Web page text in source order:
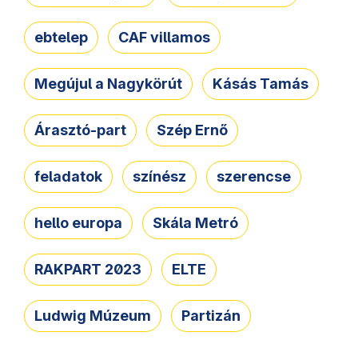
ebtelep CAF villamos
Megújul a Nagykörút Kásás Tamás
Árasztó-part Szép Ernő
feladatok színész szerencse
hello europa Skála Metró
RAKPART 2023 ELTE
Ludwig Múzeum Partizán